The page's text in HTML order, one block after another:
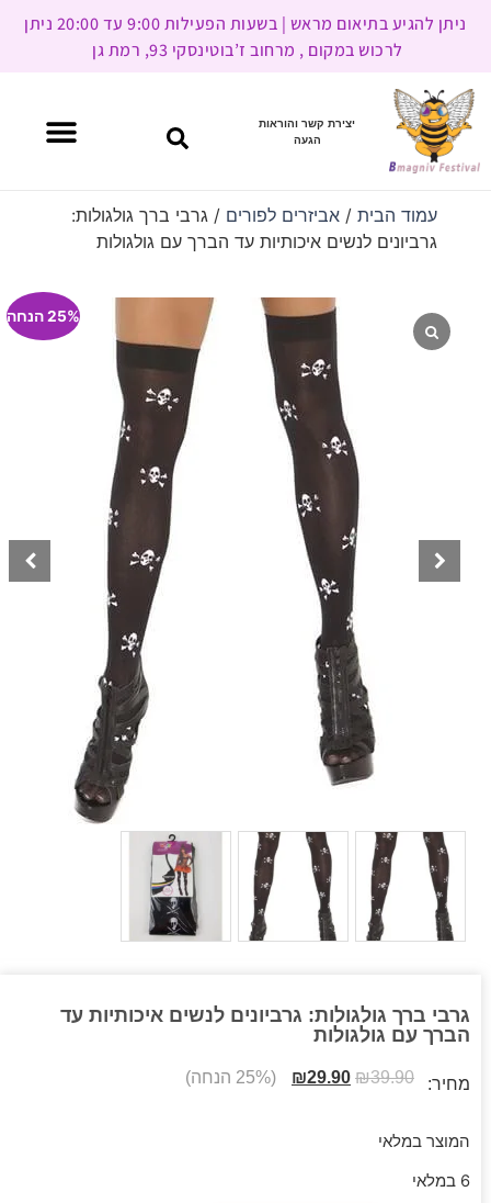
ניתן להגיע בתיאום מראש | בשעות הפעילות 9:00 עד 20:00 ניתן
לרכוש במקום , מרחוב ז’בוטינסקי 93, רמת גן
יצירת קשר והוראות
הגעה
עמוד הבית/ אביזרים לפורים / גרבי ברך גולגולות:
גרביונים לנשים איכותיות עד הברך עם גולגולות
25% הנחה
גרבי ברך גולגולות: גרביונים לנשים איכותיות עד
הברך עם גולגולות
מחיר: ₪39.90
₪29.90 (25% הנחה)
המוצר במלאי
6 במלאי